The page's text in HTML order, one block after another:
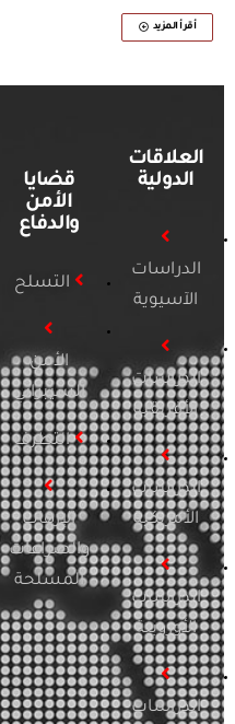
أقرأ المزيد
العلاقات
الدولية
الدراسات
الآسيوية
الدراسات
الأفريقية
الدراسات
الأمريكية
الدراسات
الأوروبية
الدراسات
قضايا
الأمن
والدفاع
التسلح
الأمن
السيبراني
التطرف
الإرهاب
والصراعات
المسلحة